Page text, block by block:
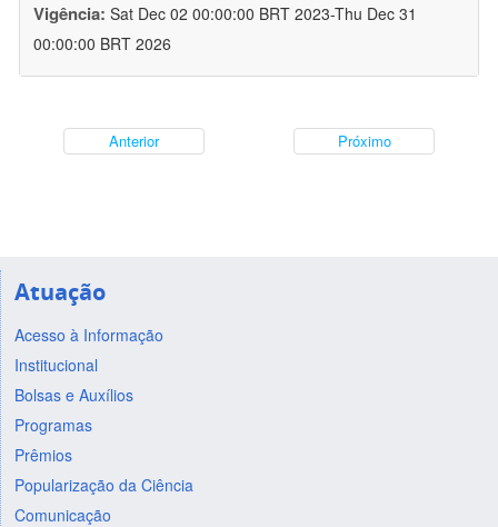
Vigência: Sat Dec 02 00:00:00 BRT 2023-Thu Dec 31
00:00:00 BRT 2026
Anterior Próximo
Atuação
Acesso à Informação
Institucional
Bolsas e Auxílios
Programas
Prêmios
Popularização da Ciência
Comunicação